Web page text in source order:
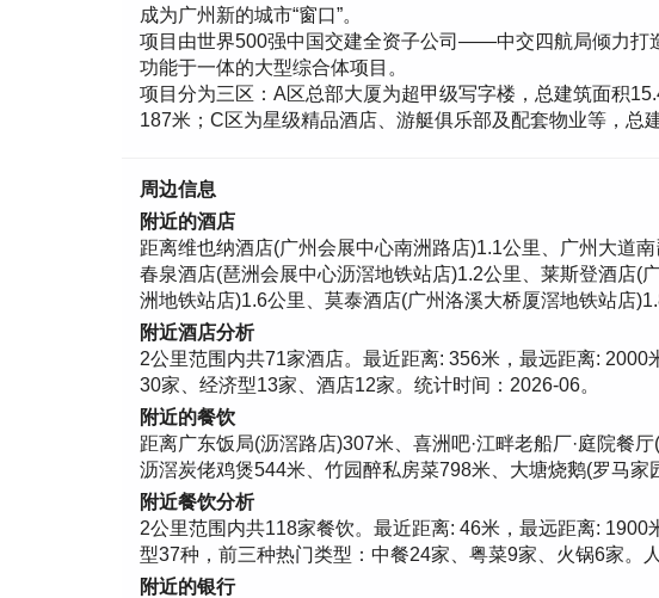
成为广州新的城市“窗口”。
项目由世界500强中国交建全资子公司——中交四航局倾力打
功能于一体的大型综合体项目。
项目分为三区：A区总部大厦为超甲级写字楼，总建筑面积
187米；C区为星级精品酒店、游艇俱乐部及配套物业等，总
周边信息
附近的酒店
距离维也纳酒店(广州会展中心南洲路店)1.1公里、广州大道
春泉酒店(琶洲会展中心沥滘地铁站店)1.2公里、莱斯登酒店(
洲地铁站店)1.6公里、莫泰酒店(广州洛溪大桥厦滘地铁站店
附近酒店分析
2公里范围内共71家酒店。最近距离: 356米，最远距离:
30家、经济型13家、酒店12家。统计时间：2026-06。
附近的餐饮
距离广东饭局(沥滘路店)307米、喜洲吧·江畔老船厂·庭院餐
沥滘炭佬鸡煲544米、竹园醉私房菜798米、大塘烧鹅(罗马家
附近餐饮分析
2公里范围内共118家餐饮。最近距离: 46米，最远距离:
型37种，前三种热门类型：中餐24家、粤菜9家、火锅6家。
附近的银行